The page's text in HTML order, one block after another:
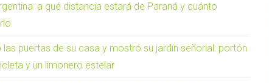
a qué distancia estará de Paraná y cuánto
las puertas de su casa y mostró su jardín señorial: portón
y un limonero estelar